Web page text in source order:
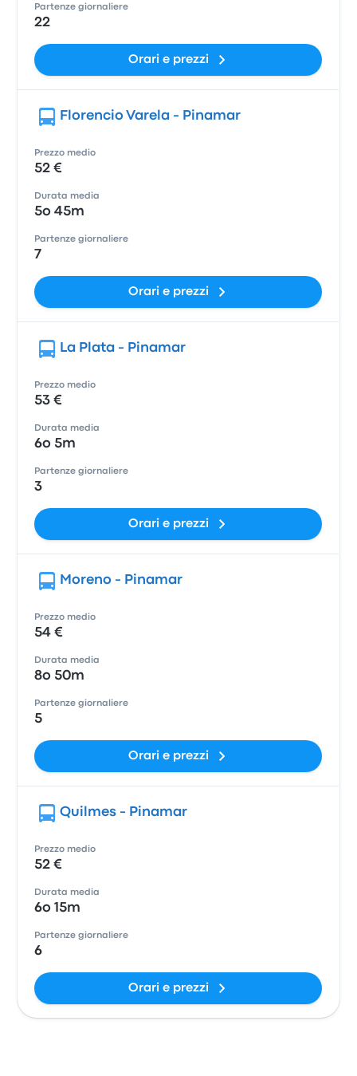
Partenze giornaliere
22
Orari e prezzi
Florencio Varela - Pinamar
Prezzo medio
52 €
Durata media
5o 45m
Partenze giornaliere
7
Orari e prezzi
La Plata - Pinamar
Prezzo medio
53 €
Durata media
6o 5m
Partenze giornaliere
3
Orari e prezzi
Moreno - Pinamar
Prezzo medio
54 €
Durata media
8o 50m
Partenze giornaliere
5
Orari e prezzi
Quilmes - Pinamar
Prezzo medio
52 €
Durata media
6o 15m
Partenze giornaliere
6
Orari e prezzi